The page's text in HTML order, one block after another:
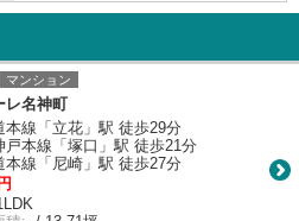
マンション
レ名神町
本線「立花」駅 徒歩29分
戸本線「塚口」駅 徒歩21分
本線「尼崎」駅 徒歩27分